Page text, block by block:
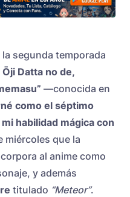
segunda temporada
Datta no de,
—conocida en
como el séptimo
habilidad mágica con
que la
al anime como
y además
titulado “Meteor”.